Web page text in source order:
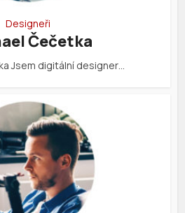
Designeři
Čečetka
Jsem digitální designer…